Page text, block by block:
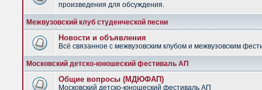
произведения для обсуждения.
Межвузовский клуб студенческой песни
Новости и объявления
Всё связанное с межвузовским клубом и межвузовским
Московский детско-юношеский фестиваль АП
Общие вопросы (МДЮФАП)
Московский детско-юношеский фестиваль АП